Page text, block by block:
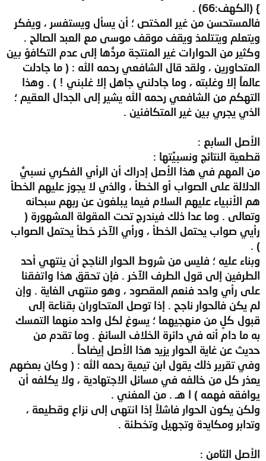
} (الكهف:66) .
فالمستحسن من غير المختص ؛ أن يسأل ويستفسر ، ويفكر
ويتعلم ويتتلمذ ويقف موقف موسى مع العبد الصالح .
وكثير من الحوارات غير المنتجة مردُّها إلى عدم التكافؤ بين
المتحاورين ، ولقد قال الشافعي رحمه الله : ( ما جادلت
عالماً إلا وغلبته ، وما جادلني جاهل إلا غلبني ! ) . وهذا
التهكم من الشافعي رحمه الله يشير إلى الجدال العقيم ؛
الذي يجري بين غير المتكافئين .
الأصل السابع :
قطعية النتائج ونسبيَّتها :
من المهم في هذا الأصل إدراك أن الرأي الفكري نسبيُّ
الدلالة على الصواب أو الخطأ ، والذي لا يجوز عليهم الخطأ
هم الأنبياء عليهم السلام فيما يبلغون عن ربهم سبحانه
وتعالى . وما عدا ذلك فيندرج تحت المقولة المشهورة (
رأيي صواب يحتمل الخطأ ، ورأي الآخر خطأ يحتمل الصواب
) .
وبناء عليه ؛ فليس من شروط الحوار الناجح أن ينتهي أحد
الطرفين إلى قول الطرف الآخر . فإن تحقق هذا واتفقنا
على رأي واحد فنعم المقصود ، وهو منتهى الغاية . وإن
لم يكن فالحوار ناجح . إذا توصل المتحاوران بقناعة إلى
قبول كلٍ من منهجيهما ؛ يسوغ لكل واحد منهما التمسك
به ما دام أنه في دائرة الخلاف السائغ . وما تقدم من
حديث عن غاية الحوار يزيد هذا الأصل إيضاحاً .
وفي تقرير ذلك يقول ابن تيمية رحمه الله : ( وكان بعضهم
يعذر كل من خالفه في مسائل الاجتهادية ، ولا يكلفه أن
يوافقه فهمه ) ا هـ . من المغني .
ولكن يكون الحوار فاشلاً إذا انتهى إلى نزاع وقطيعة ،
وتدابر ومكايدة وتجهيل وتخطئة .
الأصل الثامن :